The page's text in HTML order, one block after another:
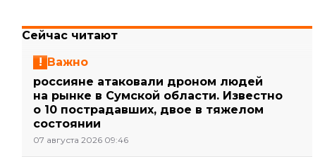
Сейчас читают
Важно
россияне атаковали дроном людей
на рынке в Сумской области. Известно
о 10 пострадавших, двое в тяжелом
состоянии
07 августа 2026 09:46